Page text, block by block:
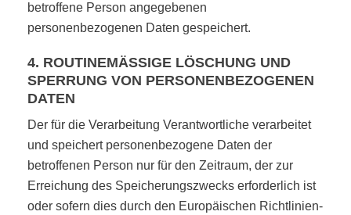
betroffene Person angegebenen
personenbezogenen Daten gespeichert.
4. ROUTINEMÄSSIGE LÖSCHUNG UND S
PERRUNG VON PERSONENBEZOGENEN D
ATEN
Der für die Verarbeitung Verantwortliche verarbeitet
und speichert personenbezogene Daten der
betroffenen Person nur für den Zeitraum, der zur
Erreichung des Speicherungszwecks erforderlich ist
oder sofern dies durch den Europäischen Richtlinien-